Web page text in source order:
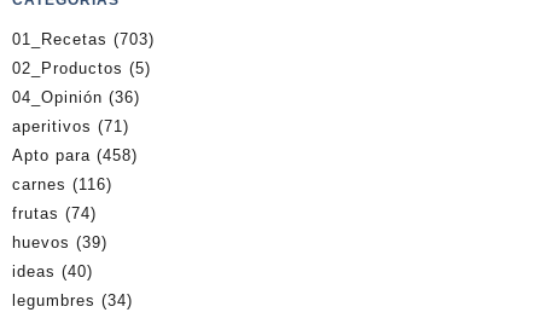
01_Recetas (703)
02_Productos (5)
04_Opinión (36)
aperitivos (71)
Apto para (458)
carnes (116)
frutas (74)
huevos (39)
ideas (40)
legumbres (34)